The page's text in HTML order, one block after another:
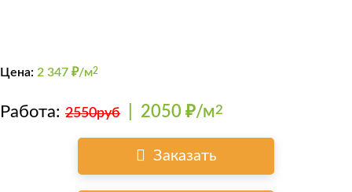
Цена: 2 347 ₽/м2
Работа: 2550руб 2050 ₽/м2
Заказать